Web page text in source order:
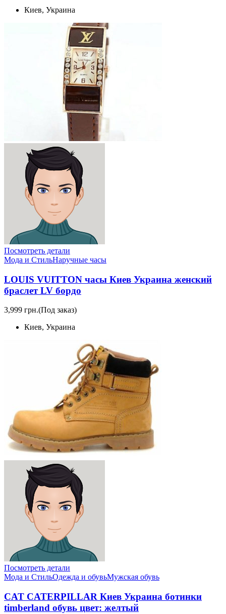
Киев, Украина
Посмотреть детали
Мода и СтильНаручные часы
LOUIS VUITTON часы Киев Украина женский
браслет LV бордо
3,999 грн.(Под заказ)
Киев, Украина
Посмотреть детали
Мода и СтильОдежда и обувьМужская обувь
CAT CATERPILLAR Киев Украина ботинки
timberland обувь цвет: желтый